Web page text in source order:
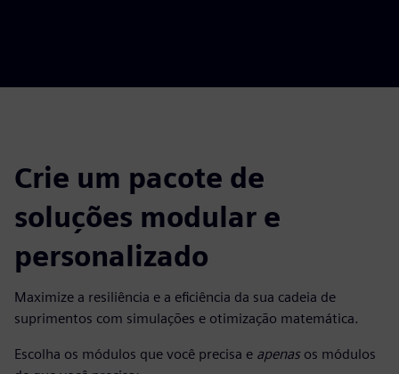
Crie um pacote de
soluções modular e
personalizado
Maximize a resiliência e a eficiência da sua cadeia de
suprimentos com simulações e otimização matemática.
Escolha os módulos que você precisa e apenasos módulos